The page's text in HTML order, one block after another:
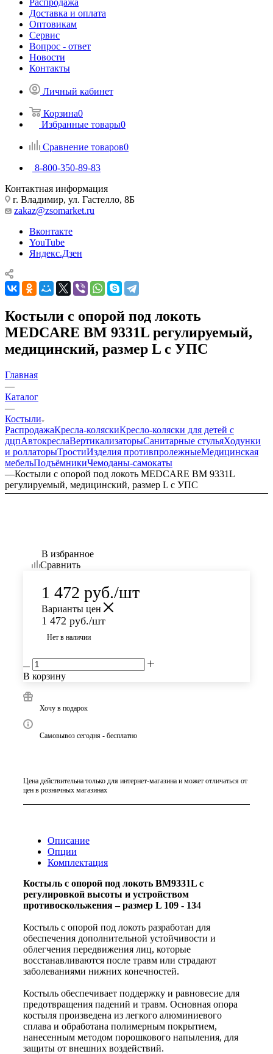
Распродажа
Доставка и оплата
Оптовикам
Сервис
Вопрос - ответ
Новости
Контакты
Личный кабинет
Корзина0
Избранные товары0
Сравнение товаров0
8-800-350-89-83
Контактная информация
г. Владимир, ул. Гастелло, 8Б
zakaz@zsomarket.ru
Вконтакте
YouTube
Яндекс.Дзен
Костыли с опорой под локоть
MEDCARE BM 9331L регулируемый,
медицинский, размер L с УПС
Главная
—
Каталог
—
Костыли
РаспродажаКресла-коляскиКресло-коляски для детей с
дцпАвтокреслаВертикализаторыСанитарные стульяХодунки
и роллаторыТростиИзделия противпролежныеМедицинская
мебельПодъёмникиЧемоданы-самокаты
—Костыли с опорой под локоть MEDCARE BM 9331L
регулируемый, медицинский, размер L с УПС
В избранное
Сравнить
1 472 руб./шт
Варианты цен
1 472 руб./шт
Нет в наличии
В корзину
Хочу в подарок
Самовывоз сегодня - бесплатно
Цена действительна только для интернет-магазина и может отличаться от
цен в розничных магазинах
Описание
Опции
Комплектация
Костыль с опорой под локоть BM9331L с
регулировкой высоты и устройством
противоскольжения – размер L 109 - 134
Костыль с опорой под локоть разработан для
обеспечения дополнительной устойчивости и
облегчения передвижения лиц, которые
восстанавливаются после травм или страдают
заболеваниями нижних конечностей.
Костыль обеспечивает поддержку и равновесие для
предотвращения падений и травм. Основная опора
костыля произведена из легкого алюминиевого
сплава и обработана полимерным покрытием,
нанесенным методом порошкового напыления, для
защиты от внешних воздействий.